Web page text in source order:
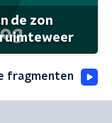
de zon
fragmenten